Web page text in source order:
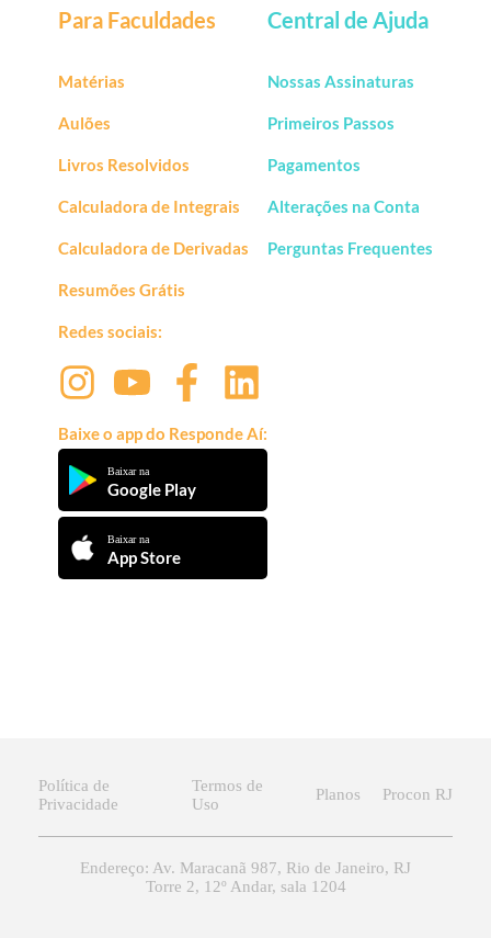
Para Faculdades
Matérias
Aulões
Livros Resolvidos
Calculadora de Integrais
Calculadora de Derivadas
Resumões Grátis
Redes sociais:
Baixe o app do Responde Aí:
Baixar na
Google Play
Baixar na
App Store
Central de Ajuda
Nossas Assinaturas
Primeiros Passos
Pagamentos
Alterações na Conta
Perguntas Frequentes
Política de
Privacidade
Termos de
Uso
Planos Procon RJ
Endereço: Av. Maracanã 987, Rio de Janeiro, RJ
Torre 2, 12º Andar, sala 1204